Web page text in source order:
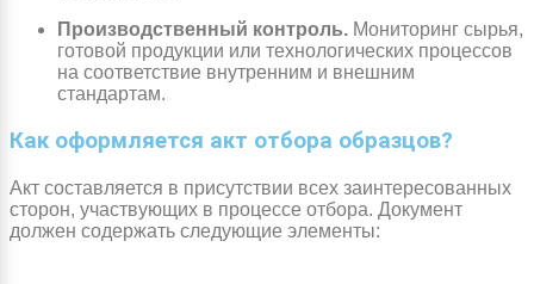
Производственный контроль. Мониторинг сырья,
готовой продукции или технологических процессов
на соответствие внутренним и внешним
стандартам.
Как оформляется акт отбора образцов?
Акт составляется в присутствии всех заинтересованных
сторон, участвующих в процессе отбора. Документ
должен содержать следующие элементы: